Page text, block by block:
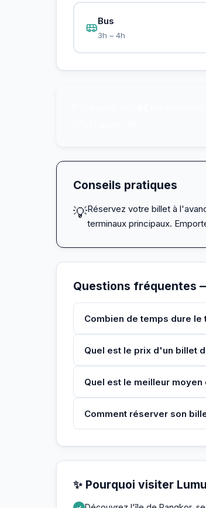
Bus
3h – 4h
Conseils pratiques
💡Réservez votre billet à
terminaux principaux.
Questions fréquentes
Combien de temps dure le
Quel est le prix d'un billet
Quel est le meilleur moyen
Comment réserver son
✨ Pourquoi visiter